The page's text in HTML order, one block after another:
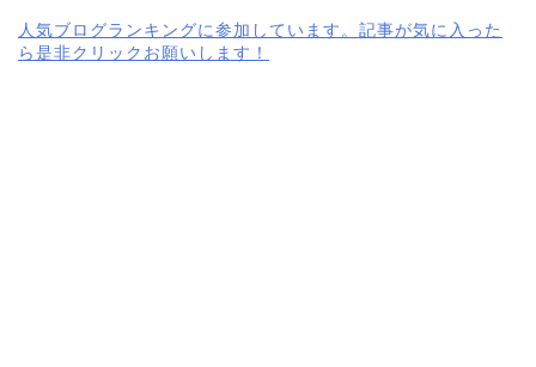
人気ブログランキングに参加しています。記事が気に入った
ら是非クリックお願いします！